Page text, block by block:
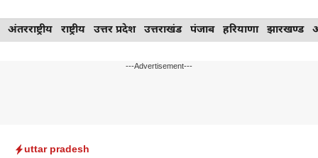
Skip
to
अंतरराष्ट्रीय राष्ट्रीय उत्तर प्रदेश उत्तराखंड पंजाब हरियाणा झारखण्ड
---Advertisement---
uttar pradesh